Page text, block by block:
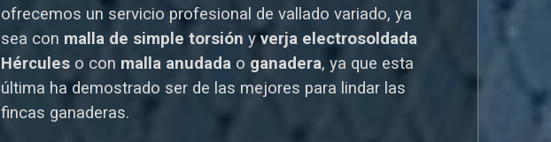
ofrecemos un servicio profesional de vallado variado, ya
sea con malla de simple torsión y verja electrosoldada
Hércules o con malla anudada o ganadera, ya que esta
última ha demostrado ser de las mejores para lindar las
fincas ganaderas.